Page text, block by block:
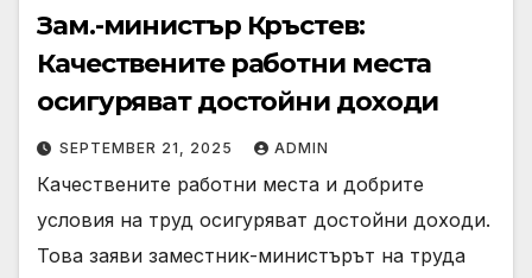
Зам.-министър Кръстев:
Качествените работни места
осигуряват достойни доходи
SEPTEMBER 21, 2025 ADMIN
Качествените работни места и добрите
условия на труд осигуряват достойни доходи.
Това заяви заместник-министърът на труда